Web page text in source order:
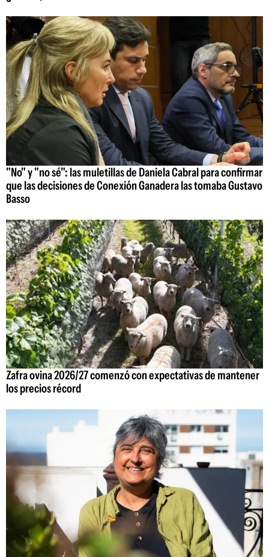
"No" y "no sé": las muletillas de Daniela Cabral para confirmar
que las decisiones de Conexión Ganadera las tomaba Gustavo
Basso
Zafra ovina 2026/27 comenzó con expectativas de mantener
los precios récord